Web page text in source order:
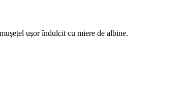
uşor îndulcit cu miere de albine.